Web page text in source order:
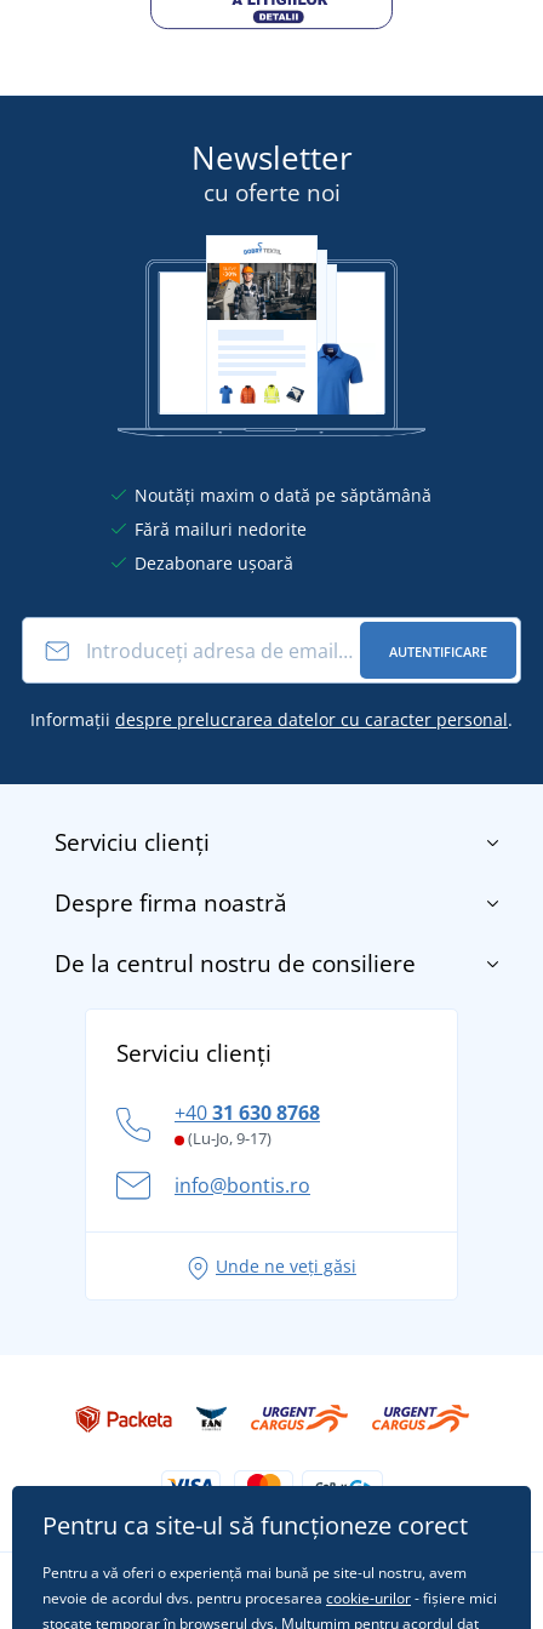
Newsletter
cu oferte noi
Noutăți maxim o dată pe săptămână
Fără mailuri nedorite
Dezabonare ușoară
AUTENTIFICARE
Informații despre prelucrarea datelor cu caracter personal.
Serviciu clienți
Contact
Transport și plată
Returnarea bunurilor și reclamații
Politica de confidențialitate a datelor cu caracter
Despre firma noastră
Despre noi
De la centrul nostru de consiliere
tradiție din 1976
și în siguranță
Aventura de vară începe cu bagajul - pregătiți-vă
pentru vacanță fără griji
Tricoul preferat City în rol principal: ținute pentru
Serviciu clienți
+4031 630 8768
(Lu-Jo, 9-17)
info@bontis.ro
Unde ne veți găsi
Urmărește-ne pe rețelele sociale
Pentru ca site-ul să funcționeze corect
Pentru a vă oferi o experiență mai bună pe site-ul nostru, avem
nevoie de acordul dvs. pentru procesarea cookie-urilor- fișiere mici
stocate temporar în browserul dvs. Mulțumim pentru acordul dat